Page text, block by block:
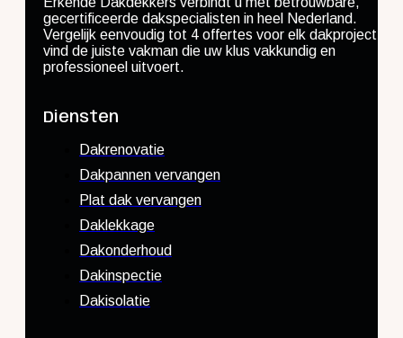
gecertificeerde dakspecialisten in heel Nederland.
Vergelijk eenvoudig tot 4 offertes voor elk dakproject en
vind de juiste vakman die uw klus vakkundig en
professioneel uitvoert.
Diensten
Dakrenovatie
Dakpannen vervangen
Plat dak vervangen
Daklekkage
Dakonderhoud
Dakinspectie
Dakisolatie